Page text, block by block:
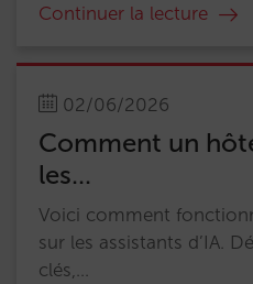
Continuer la lecture
02/06/2026
Comment un
les...
Voici comment
sur les assistants d’IA.
clés,...